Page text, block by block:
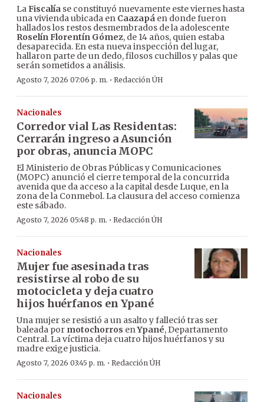
LaFiscalía se constituyó nuevamente este viernes hasta
una vivienda ubicada en Caazapá en donde fueron
hallados los restos desmembrados de la adolescente
Roselín Florentín Gómez, de 14 años, quien estaba
desaparecida. En esta nueva inspección del lugar,
hallaron parte de un dedo, filosos cuchillos y palas que
serán sometidos a análisis.
Agosto 7, 2026 07:06 p. m. · Redacción ÚH
Nacionales
Corredor vial Las Residentas:
Cerrarán ingreso a Asunción
por obras, anuncia MOPC
El Ministerio de Obras Públicas y Comunicaciones
(MOPC) anunció el cierre temporal de la concurrida
avenida que da acceso a la capital desde Luque, en la
zona de la Conmebol. La clausura del acceso comienza
este sábado.
Agosto 7, 2026 05:48 p. m. · Redacción ÚH
Nacionales
Mujer fue asesinada tras
resistirse al robo de su
motocicleta y deja cuatro
hijos huérfanos en Ypané
Una mujer se resistió a un asalto y falleció tras ser
baleada por motochorros enYpané, Departamento
Central. La víctima deja cuatro hijos huérfanos y su
madre exige justicia.
Agosto 7, 2026 03:45 p. m. · Redacción ÚH
Nacionales